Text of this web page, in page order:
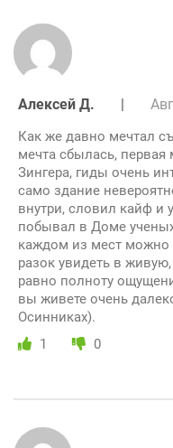
Алексей Д. |
Как же давно мечтал
мечта сбылась,
Зингера, гиды очень
само здание
внутри, словил кайф и
побывал в Доме
каждом из мест можно
разок увидеть в
равно полноту
вы живете очень
Осинниках).
1
0